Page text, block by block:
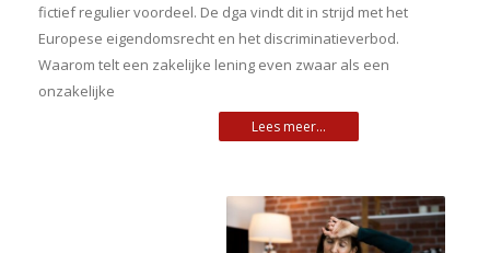
fictief regulier voordeel. De dga vindt dit in strijd met het
Europese eigendomsrecht en het discriminatieverbod.
Waarom telt een zakelijke lening even zwaar als een
onzakelijke